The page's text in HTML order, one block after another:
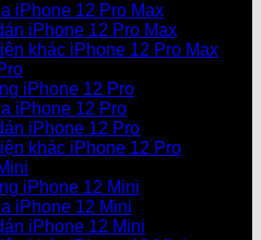
iPhone 12 Pro Max
iPhone 12 Pro Max
khác iPhone 12 Pro Max
iPhone 12 Pro
iPhone 12 Pro
iPhone 12 Pro
khác iPhone 12 Pro
iPhone 12 Mini
iPhone 12 Mini
iPhone 12 Mini